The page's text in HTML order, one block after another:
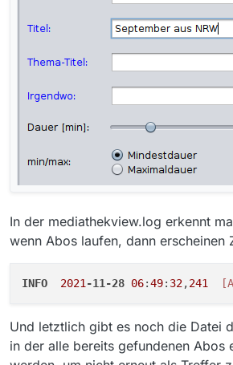
In der mediathekview.log erkennt
wenn Abos laufen, dann erscheinen
INFO 2021-11-28 06:49: 32,241
Und letztlich gibt es noch die Datei
in der alle bereits gefundenen Abos